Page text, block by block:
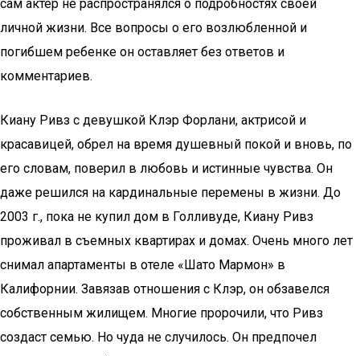
сам актер не распространялся о подробностях своей
личной жизни. Все вопросы о его возлюбленной и
погибшем ребенке он оставляет без ответов и
комментариев.
Киану Ривз с девушкой Клэр Форлани, актрисой и
красавицей, обрел на время душевный покой и вновь, по
его словам, поверил в любовь и истинные чувства. Он
даже решился на кардинальные перемены в жизни. До
2003 г., пока не купил дом в Голливуде, Киану Ривз
проживал в съемных квартирах и домах. Очень много лет
снимал апартаменты в отеле «Шато Мармон» в
Калифорнии. Завязав отношения с Клэр, он обзавелся
собственным жилищем. Многие пророчили, что Ривз
создаст семью. Но чуда не случилось. Он предпочел